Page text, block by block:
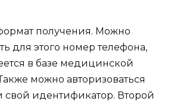
получения. Можно
для этого номер телефона,
в базе медицинской
можно авторизоваться
свой идентификатор. Второй